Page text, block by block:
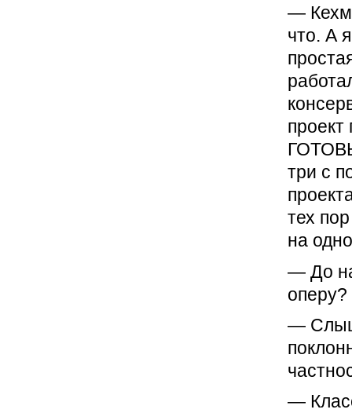
—
что. А
три с
тех
на
— До
оперу?
—
—